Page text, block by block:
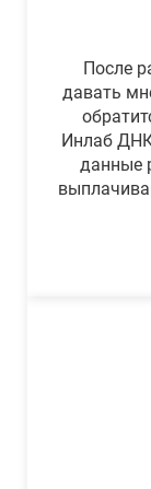
После
давать
Инлаб
данные